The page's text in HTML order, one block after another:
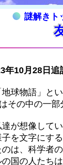
謎解きト
10月28日追
球物語」と
その中の一部
が想像して
を文字にす
は、科学者
国の人たち